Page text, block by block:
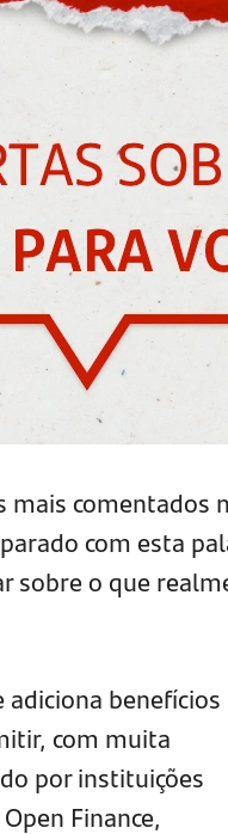
mais comentados
com esta
sobre o que
benefícios
com muita
por instituições
Finance,